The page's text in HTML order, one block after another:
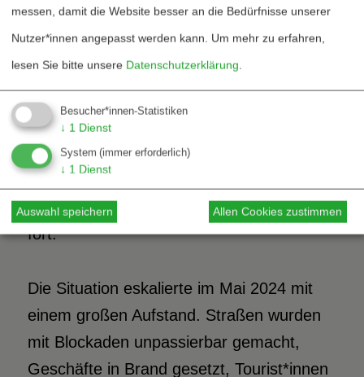
gewonnen, obwohl das letzte von den
Kanak*innen boykottiert wurde. Die
französische Regierung erklärte sich zum
Sieger, ihre Gegner*innen in
Neukaledonien sprachen von
Ungerechtigkeit, und das bekannte Muster
Widerstand der Kanak*innen setzte sich
fort.
Die Situation eskalierte im Mai 2024 mit
einem großen Aufstand. Straßen wurden
mit Blockaden unpassierbar gemacht,
Geschäfte in Brand gesetzt, Tourist*innen
messen, damit die Website besser an die Bedürfnisse unserer
Nutzer*innen angepasst werden kann. Um mehr zu erfahren,
lesen Sie bitte unsere Datenschutzerklärung.
Besucher*innen-Statistiken
↓ 1 Dienst
System (immer erforderlich)
↓ 1 Dienst
Auswahl speichern Allen Cookies zustimmen